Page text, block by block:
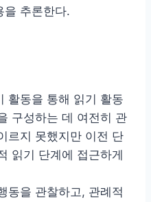
을 추론한다.
활동을 통해 읽기 활동
구성하는 데 여전히 관
르지 못했지만 이전 단
읽기 단계에 접근하게
동을 관찰하고, 관례적